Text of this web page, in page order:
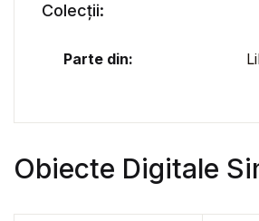
Colecții:
Parte din:
Obiecte Digitale